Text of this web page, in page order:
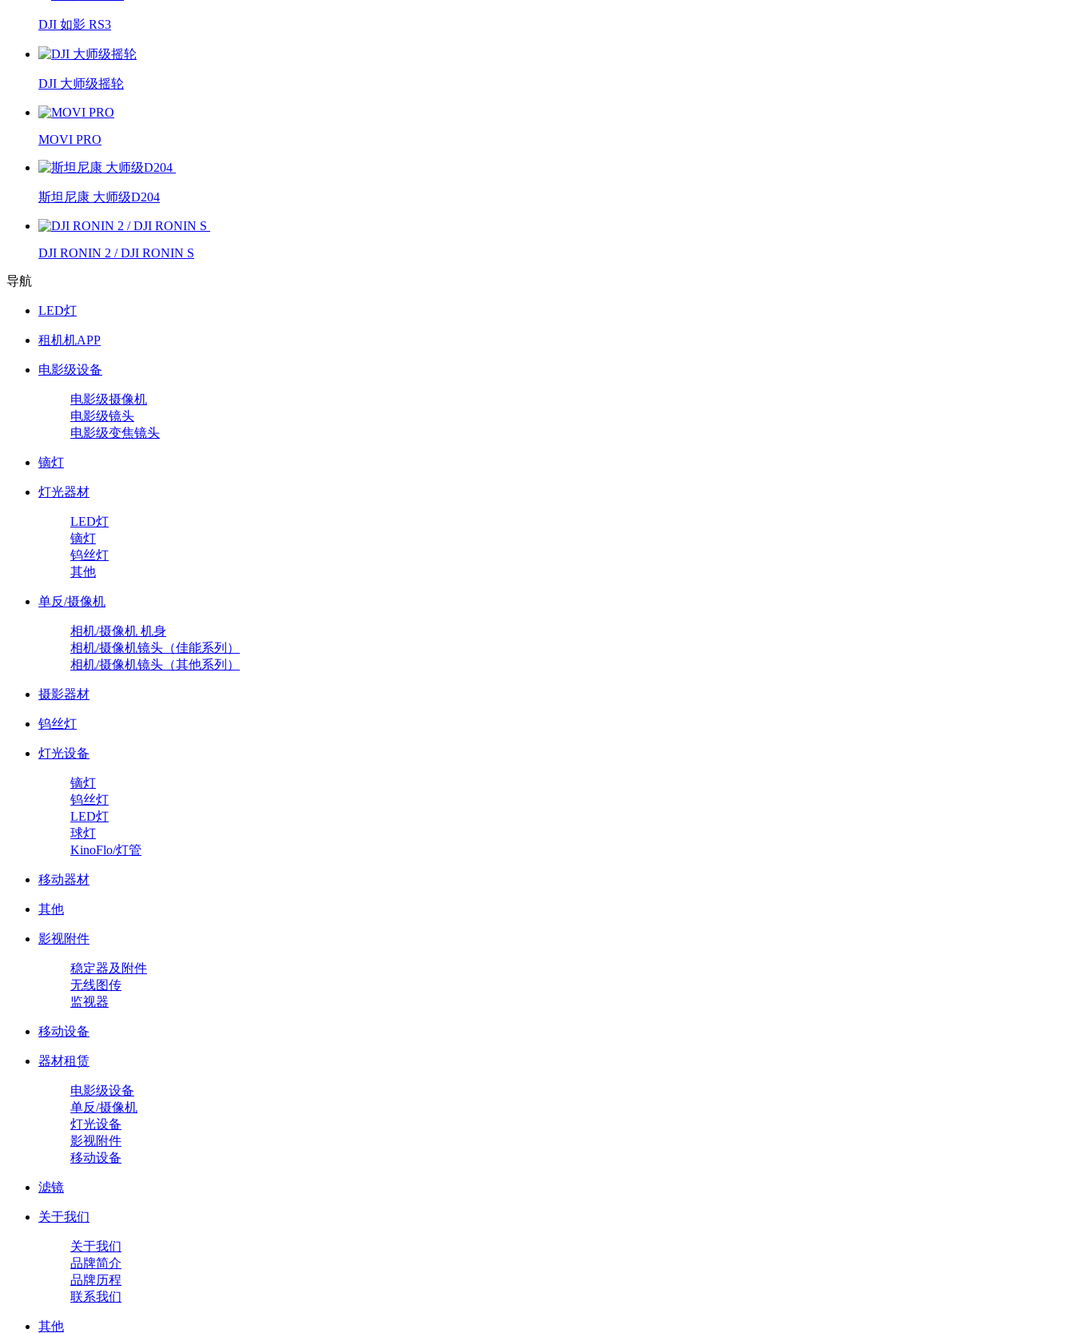
DJI 如影 RS3
DJI 大师级摇轮
MOVI PRO
斯坦尼康 大师级D204
DJI RONIN 2 / DJI RONIN S
导航
LED灯
租机机APP
电影级设备
电影级摄像机
电影级镜头
电影级变焦镜头
镝灯
灯光器材
LED灯
镝灯
钨丝灯
其他
单反/摄像机
相机/摄像机 机身
相机/摄像机镜头（佳能系列）
相机/摄像机镜头（其他系列）
摄影器材
钨丝灯
灯光设备
镝灯
钨丝灯
LED灯
球灯
KinoFlo/灯管
移动器材
其他
影视附件
稳定器及附件
无线图传
监视器
移动设备
器材租赁
电影级设备
单反/摄像机
灯光设备
影视附件
移动设备
滤镜
关于我们
关于我们
品牌简介
品牌历程
联系我们
其他